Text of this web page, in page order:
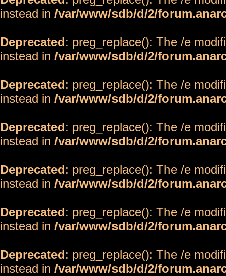
instead in /var/www/sdb/d/2/
Deprecated: preg_replace(): The /e
instead in /var/www/sdb/d/2/
Deprecated: preg_replace(): The /e
instead in /var/www/sdb/d/2/
Deprecated: preg_replace(): The /e
instead in /var/www/sdb/d/2/
Deprecated: preg_replace(): The /e
instead in /var/www/sdb/d/2/
Deprecated: preg_replace(): The /e
instead in /var/www/sdb/d/2/
Deprecated: preg_replace(): The /e
instead in /var/www/sdb/d/2/